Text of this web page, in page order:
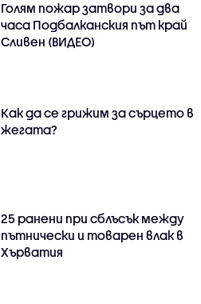
Голям пожар затвори за два
часа Подбалканския път край
Сливен (ВИДЕО)
Как да се грижим за сърцето в
жегата?
25 ранени при сблъсък между
пътнически и товарен влак в
Хърватия